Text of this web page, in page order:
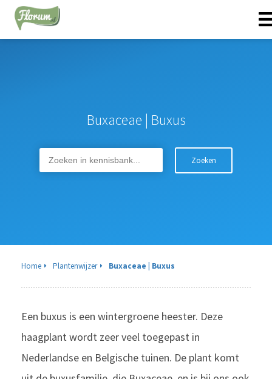
Buxaceae | Buxus
Zoeken
Home Plantenwijzer Buxaceae | Buxus
Een buxus is een wintergroene heester. Deze
haagplant wordt zeer veel toegepast in
Nederlandse en Belgische tuinen. De plant komt